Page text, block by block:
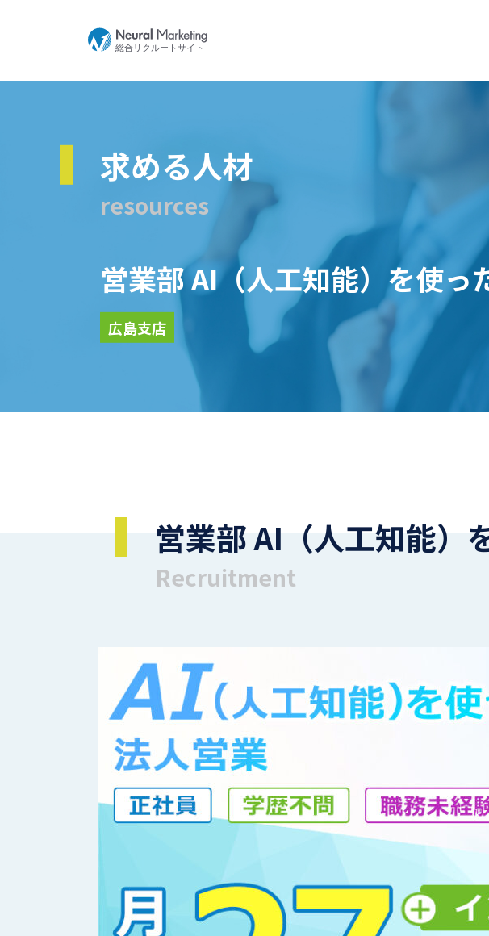
求める人材
resources
営業部 AI（人工知能）を使っ
広島支店
営業部 AI（人工知能）
Recruitment